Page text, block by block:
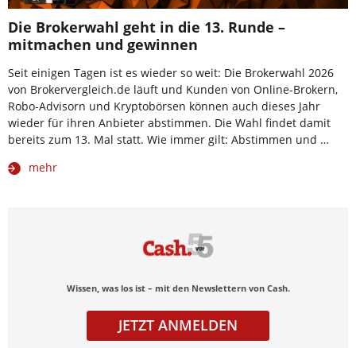
Die Brokerwahl geht in die 13. Runde –
mitmachen und gewinnen
Seit einigen Tagen ist es wieder so weit: Die Brokerwahl 2026
von Brokervergleich.de läuft und Kunden von Online-Brokern,
Robo-Advisorn und Kryptobörsen können auch dieses Jahr
wieder für ihren Anbieter abstimmen. Die Wahl findet damit
bereits zum 13. Mal statt. Wie immer gilt: Abstimmen und …
mehr
Wissen, was los ist – mit den Newslettern von Cash.
JETZT ANMELDEN